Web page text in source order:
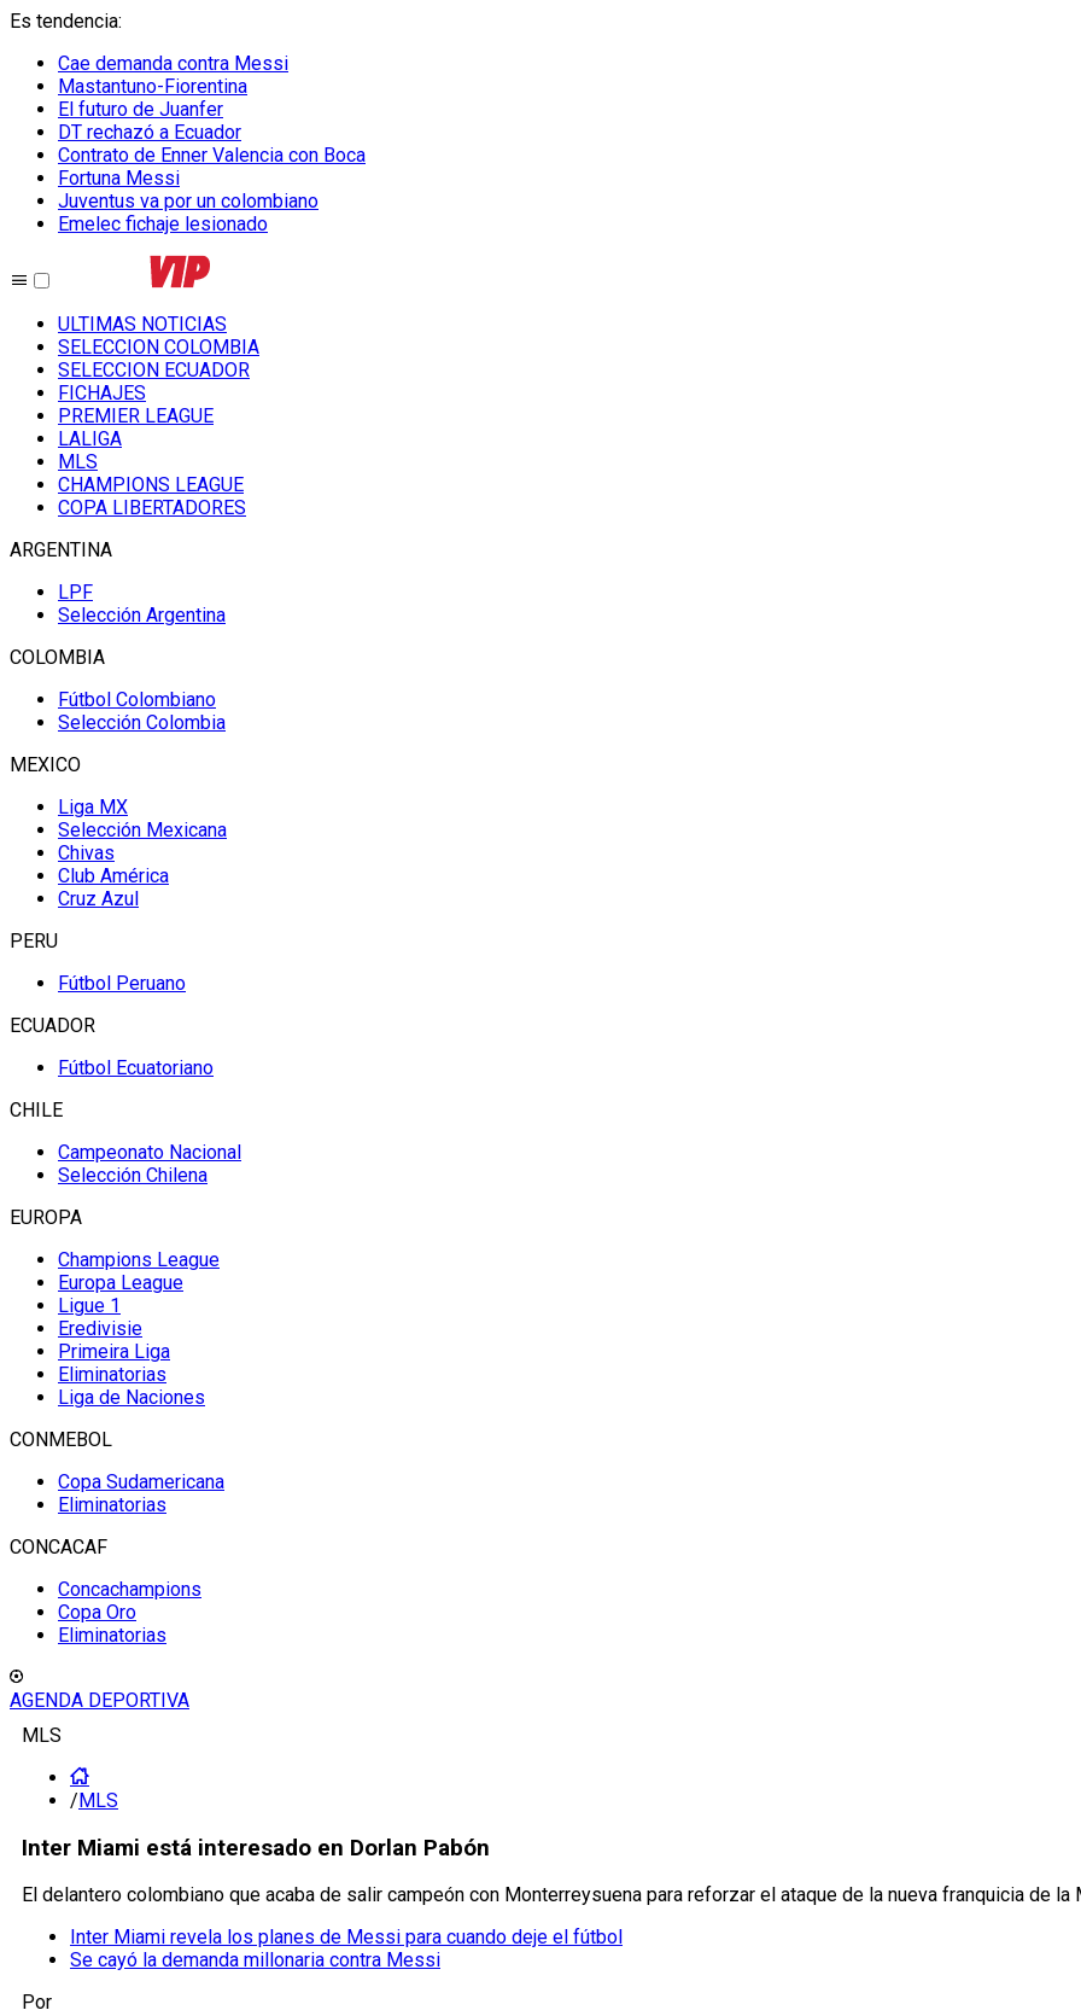
Es tendencia:
Cae demanda contra Messi
Mastantuno-Fiorentina
El futuro de Juanfer
DT rechazó a Ecuador
Contrato de Enner Valencia con Boca
Fortuna Messi
Juventus va por un colombiano
Emelec fichaje lesionado
ULTIMAS NOTICIAS
SELECCION COLOMBIA
SELECCION ECUADOR
FICHAJES
PREMIER LEAGUE
LALIGA
MLS
CHAMPIONS LEAGUE
COPA LIBERTADORES
ARGENTINA
LPF
Selección Argentina
COLOMBIA
Fútbol Colombiano
Selección Colombia
MEXICO
Liga MX
Selección Mexicana
Chivas
Club América
Cruz Azul
PERU
Fútbol Peruano
ECUADOR
Fútbol Ecuatoriano
CHILE
Campeonato Nacional
Selección Chilena
EUROPA
Champions League
Europa League
Ligue 1
Eredivisie
Primeira Liga
Eliminatorias
Liga de Naciones
CONMEBOL
Copa Sudamericana
Eliminatorias
CONCACAF
Concachampions
Copa Oro
Eliminatorias
AGENDA DEPORTIVA
MLS
/MLS
Inter Miami está interesado en Dorlan Pabón
El delantero colombiano que acaba de salir campeón con Monterreysuena para reforzar el ataque de la nueva franquicia de la
Inter Miami revela los planes de Messi para cuando deje el fútbol
Se cayó la demanda millonaria contra Messi
Por